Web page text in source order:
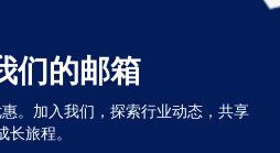
们的邮箱
。加入我们，探索行业动态，共享
长旅程。